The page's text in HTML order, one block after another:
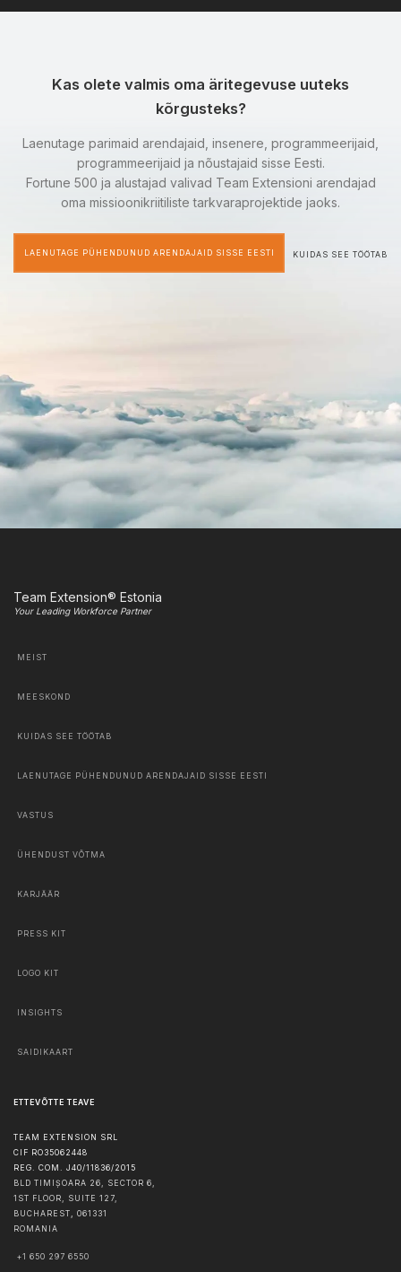
Kas olete valmis oma äritegevuse uuteks
kõrgusteks?
Laenutage parimaid arendajaid, insenere, programmeerijaid,
programmeerijaid ja nõustajaid sisse Eesti.
Fortune 500 ja alustajad valivad Team Extensioni arendajad
oma missioonikriitiliste tarkvaraprojektide jaoks.
LAENUTAGE PÜHENDUNUD ARENDAJAID SISSE EESTI KUIDAS SEE TÖÖTAB
Team Extension® Estonia
Your Leading Workforce Partner
MEIST
MEESKOND
KUIDAS SEE TÖÖTAB
LAENUTAGE PÜHENDUNUD ARENDAJAID SISSE EESTI
VASTUS
ÜHENDUST VÕTMA
KARJÄÄR
PRESS KIT
LOGO KIT
INSIGHTS
SAIDIKAART
ETTEVÕTTE TEAVE
TEAM EXTENSION SRL
CIF RO35062448
REG. COM. J40/11836/2015
BLD TIMIȘOARA 26, SECTOR 6,
1ST FLOOR, SUITE 127,
BUCHAREST, 061331
ROMANIA
+1 650 297 6550